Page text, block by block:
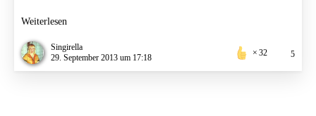
Weiterlesen
Singirella
29. September 2013 um 17:18
32 5